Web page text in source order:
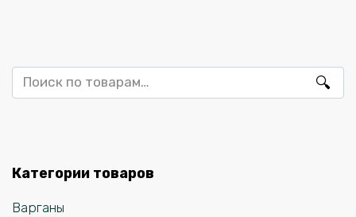
Искать:
Категории товаров
Варганы